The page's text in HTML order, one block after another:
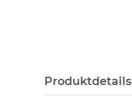
Produktdetails